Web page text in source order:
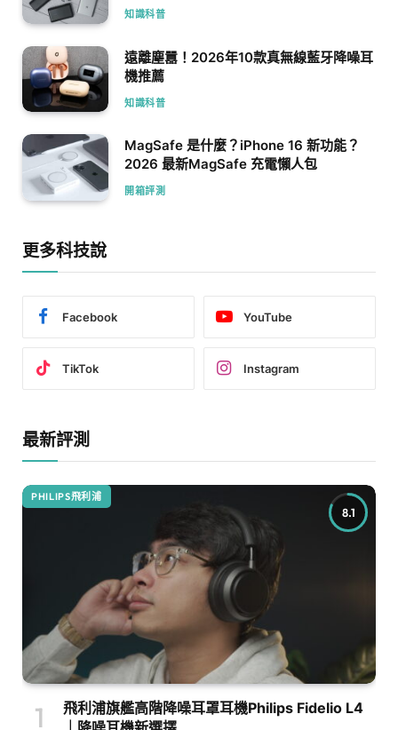
知識科普
遠離塵囂！2026年10款真無線藍牙降噪耳
機推薦
知識科普
MagSafe 是什麼？iPhone 16 新功能？
2026 最新MagSafe 充電懶人包
開箱評測
更多科技說
Facebook YouTube
TikTok Instagram
最新評測
8.1
PHILIPS飛利浦
飛利浦旗艦高階降噪耳罩耳機Philips Fidelio L4